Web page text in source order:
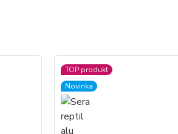
TOP produkt
Novinka